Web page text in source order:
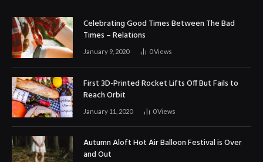
Celebrating Good Times Between The Bad
Times – Relations
January 9, 2020 0Views
First 3D-Printed Rocket Lifts Off But Fails to
Reach Orbit
January 11, 2020 0Views
Autumn Aloft Hot Air Balloon Festival is Over
and Out